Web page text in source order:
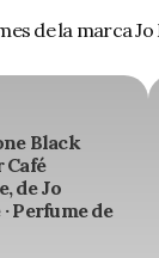
de la marca Jo
Black
Café
de Jo
Perfume de